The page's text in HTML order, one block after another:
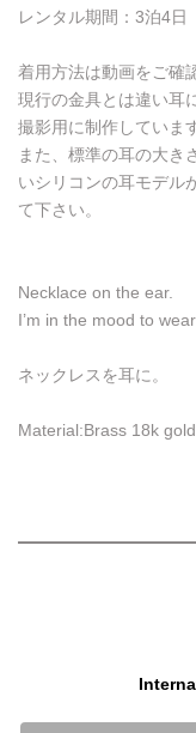
レンタル期間：3泊4日
着用方法は動画をご確
現行の金具とは違い耳
撮影用に制作していま
また、標準の耳の大き
いシリコンの耳モデル
て下さい。
Necklace on the ear.
I’m in the mood to
ネックレスを耳に。
Material:Brass 18k